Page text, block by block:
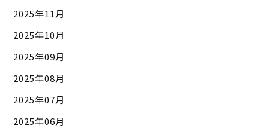
2025年11月
2025年10月
2025年09月
2025年08月
2025年07月
2025年06月